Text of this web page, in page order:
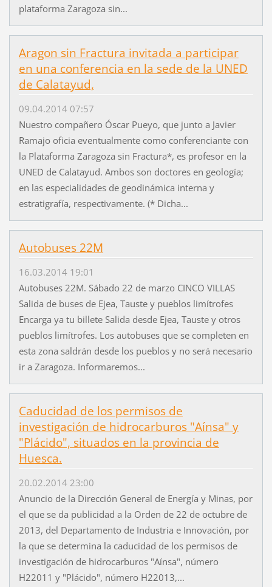
plataforma Zaragoza sin...
Aragon sin Fractura invitada a participar
en una conferencia en la sede de la UNED
de Calatayud,
09.04.2014 07:57
Nuestro compañero Óscar Pueyo, que junto a Javier
Ramajo oficia eventualmente como conferenciante con
la Plataforma Zaragoza sin Fractura*, es profesor en la
UNED de Calatayud. Ambos son doctores en geología;
en las especialidades de geodinámica interna y
estratigrafía, respectivamente. (* Dicha...
Autobuses 22M
16.03.2014 19:01
Autobuses 22M. Sábado 22 de marzo CINCO VILLAS
Salida de buses de Ejea, Tauste y pueblos limítrofes
Encarga ya tu billete Salida desde Ejea, Tauste y otros
pueblos limítrofes. Los autobuses que se completen en
esta zona saldrán desde los pueblos y no será necesario
ir a Zaragoza. Informaremos...
Caducidad de los permisos de
investigación de hidrocarburos "Aínsa" y
"Plácido", situados en la provincia de
Huesca.
20.02.2014 23:00
Anuncio de la Dirección General de Energía y Minas, por
el que se da publicidad a la Orden de 22 de octubre de
2013, del Departamento de Industria e Innovación, por
la que se determina la caducidad de los permisos de
investigación de hidrocarburos "Aínsa", número
H22011 y "Plácido", número H22013,...